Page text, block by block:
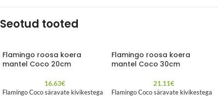
Seotud tooted
Flamingo roosa koera
mantel Coco 20cm
16.63€
Flamingo Coco säravate kivikestega
Flamingo roosa koera
mantel Coco 30cm
21.11€
Flamingo Coco säravate kivikestega